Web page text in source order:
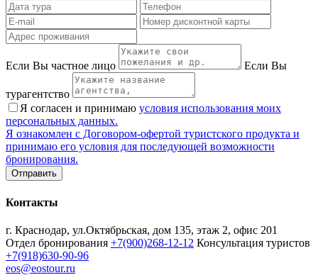
Если Вы частное лицо Если Вы
турагентство
Я согласен и принимаю условия использования моих
персональных данных.
Я ознакомлен с Договором-офертой туристского продукта и
принимаю его условия для последующей возможности
бронирования.
Контакты
г. Краснодар, ул.Октябрьская, дом 135, этаж 2, офис 201
Отдел бронирования +7(900)268-12-12 Консультация туристов
+7(918)630-90-96
eos@eostour.ru